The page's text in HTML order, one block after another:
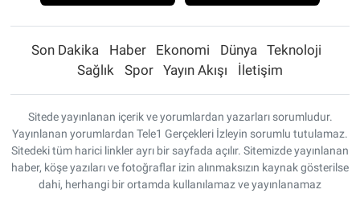
Son Dakika Haber Ekonomi Dünya
Teknoloji
Sağlık
Spor Yayın Akışı İletişim
Sitede yayınlanan içerik ve yorumlardan yazarları sorumludur.
Yayınlanan yorumlardan Tele1 Gerçekleri İzleyin sorumlu tutulamaz.
Sitedeki tüm harici linkler ayrı bir sayfada açılır. Sitemizde yayınlanan
haber, köşe yazıları ve fotoğraflar izin alınmaksızın kaynak gösterilse
dahi, herhangi bir ortamda kullanılamaz ve yayınlanamaz